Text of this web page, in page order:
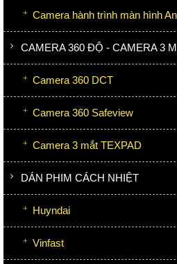
Camera hành trình màn hình
CAMERA 360 ĐỘ - CAMERA 3
Camera 360 DCT
Camera 360 Safeview
Camera 3 mắt TEXPAD
DÁN PHIM CÁCH NHIỆT
Huyndai
Vinfast